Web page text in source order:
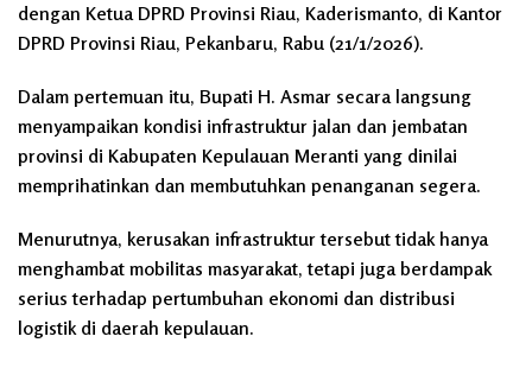
dengan Ketua DPRD Provinsi Riau, Kaderismanto, di Kantor
DPRD Provinsi Riau, Pekanbaru, Rabu (21/1/2026).
Dalam pertemuan itu, Bupati H. Asmar secara langsung
menyampaikan kondisi infrastruktur jalan dan jembatan
provinsi di Kabupaten Kepulauan Meranti yang dinilai
memprihatinkan dan membutuhkan penanganan segera.
Menurutnya, kerusakan infrastruktur tersebut tidak hanya
menghambat mobilitas masyarakat, tetapi juga berdampak
serius terhadap pertumbuhan ekonomi dan distribusi
logistik di daerah kepulauan.